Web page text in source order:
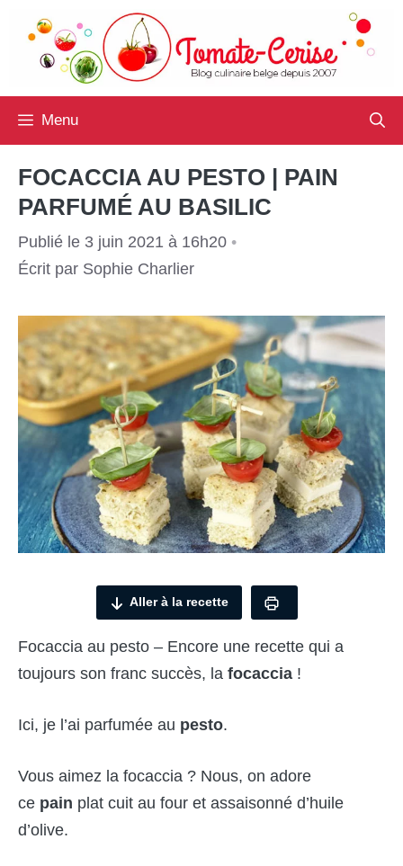
contenu
Menu
FOCACCIA AU PESTO | PAIN
PARFUMÉ AU BASILIC
Publié le 3 juin 2021 à 16h20 •
Écrit par Sophie Charlier
Aller à la recette
Focaccia au pesto – Encore une recette qui a
toujours son franc succès, la focaccia !
Ici, je l’ai parfumée au pesto.
Vous aimez la focaccia ? Nous, on adore
ce pain plat cuit au four et assaisonné d’huile
d’olive.